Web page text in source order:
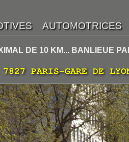
DE 10 KM... BANLIEUE
PARIS-GARE DE